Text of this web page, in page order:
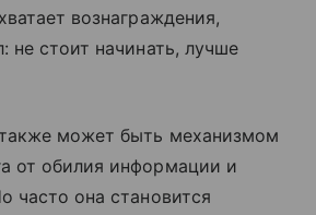
вознаграждения,
не стоит начинать, лучше
может быть механизмом
от обилия информации и
часто она становится